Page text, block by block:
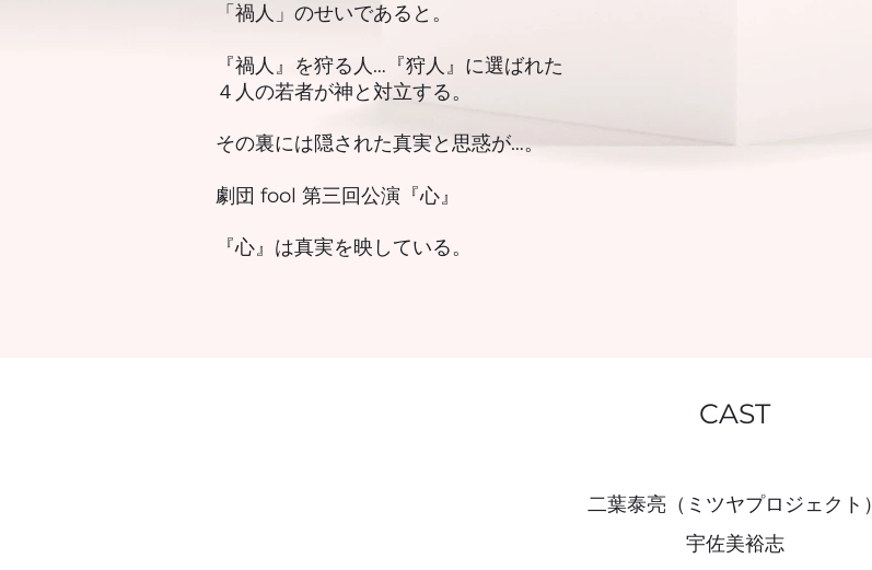
CAST
二葉泰亮（ミツヤプロジェクト）
宇佐美裕志
「禍人」のせいであると。
『禍人』を狩る人…『狩人』に選ばれた
４人の若者が神と対立する。
その裏には隠された真実と思惑が…。
劇団 fool 第三回公演『心』
『心』は真実を映している。